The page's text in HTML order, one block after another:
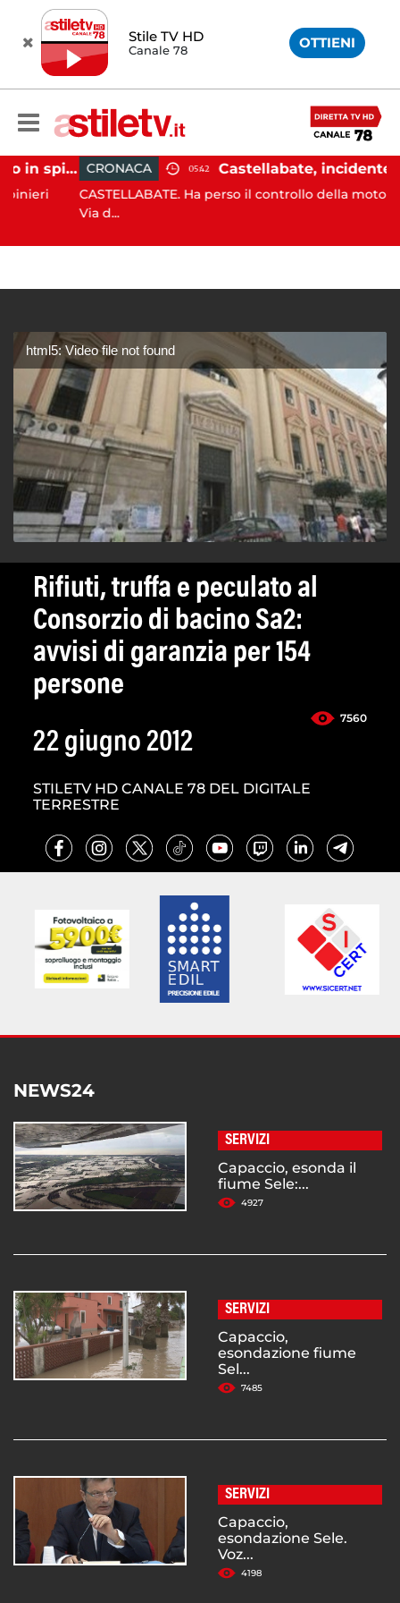
Stile TV HD
Canale 78 OTTIENI
Ischia, pusher sorpreso in spiaggia da carabinieri in Vespa CRONACA 05:42
CASTELLABATE. Ha perso il controllo della moto lungo
Via d...
html5: Video file not found
Rifiuti, truffa e peculato al
Consorzio di bacino Sa2:
avvisi di garanzia per 154
persone
7560
22 giugno 2012
STILETV HD CANALE 78 DEL DIGITALE
TERRESTRE
NEWS24
SERVIZI
Capaccio, esonda il
fiume Sele:...
4927
SERVIZI
Capaccio,
esondazione fiume
Sel...
7485
SERVIZI
Capaccio,
esondazione Sele.
Voz...
4198